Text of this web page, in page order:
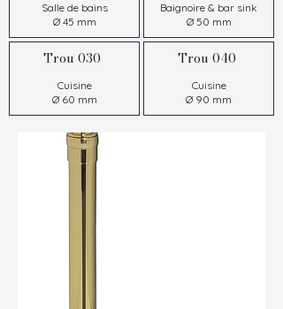
Salle de bains
Ø 45 mm
Trou 030
Cuisine
Ø 60 mm
Baignoire & bar sink
Ø 50 mm
Trou 040
Cuisine
Ø 90 mm